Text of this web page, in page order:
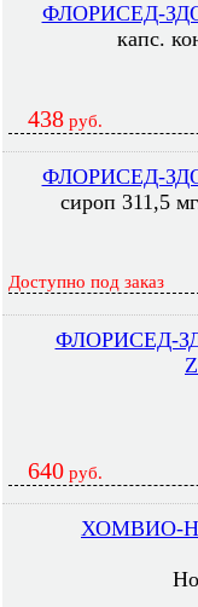
ФЛОРИСЕД-
капс.
438 руб.
ФЛОРИСЕД-
сироп 311,5
Доступно под заказ
ФЛОРИСЕД-
640 руб.
ХОМВИО-